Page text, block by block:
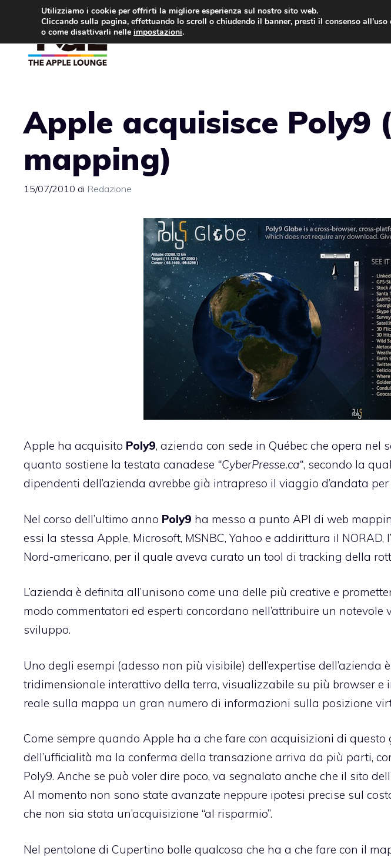
contenuto
Apple acquisisce Poly9
mapping)
15/07/2010 di Redazione
Apple ha acquisito Poly9, azienda con sede in Québec che opera nel
quanto sostiene la testata canadese “CyberPresse.ca“, secondo la
dipendenti dell’azienda avrebbe già intrapreso il viaggio d’andata
Nel corso dell’ultimo anno Poly9 ha messo a punto API di web
essi la stessa Apple, Microsoft, MSNBC, Yahoo e addirittura il NORAD,
Nord-americano, per il quale aveva curato un tool di tracking della
L’azienda è definita all’unisono come una delle più creative e
modo commentatori ed esperti concordano nell’attribuire un
sviluppo.
Uno degli esempi (adesso non più visibile) dell’expertise dell’azienda
tridimensionale interattivo della terra, visualizzabile su più browser e
reale sulla mappa un gran numero di informazioni sulla posizione
Come sempre quando Apple ha a che fare con acquisizioni di questo
dell’ufficialità ma la conferma della transazione arriva da più parti,
Poly9. Anche se può voler dire poco, va segnalato anche che il sito
Al momento non sono state avanzate neppure ipotesi precise sul
che non sia stata un’acquisizione “al risparmio”.
Nel pentolone di Cupertino bolle qualcosa che ha a che fare con il
Utilizziamo i cookie per offrirti la migliore esperienza sul nostro sito web.
Cliccando sulla pagina, effettuando lo scroll o chiudendo il banner, presti il consenso
o come disattivarli nelle impostazioni.